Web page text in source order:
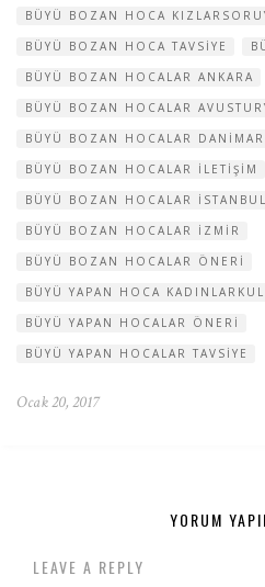
BÜYÜ BOZAN HOCA
BÜYÜ BOZAN HOCA TAVSIYE
BÜYÜ BOZAN HOCALAR ANKARA
BÜYÜ BOZAN HOCALAR
BÜYÜ BOZAN HOCALAR
BÜYÜ BOZAN HOCALAR ILETIŞIM
BÜYÜ BOZAN HOCALAR ISTANBUL
BÜYÜ BOZAN HOCALAR IZMIR
BÜYÜ BOZAN HOCALAR ÖNERI
BÜYÜ YAPAN HOCA
BÜYÜ YAPAN HOCALAR ÖNERI
BÜYÜ YAPAN HOCALAR TAVSIYE
Ocak 20, 2017
YORUM
LEAVE A REPLY